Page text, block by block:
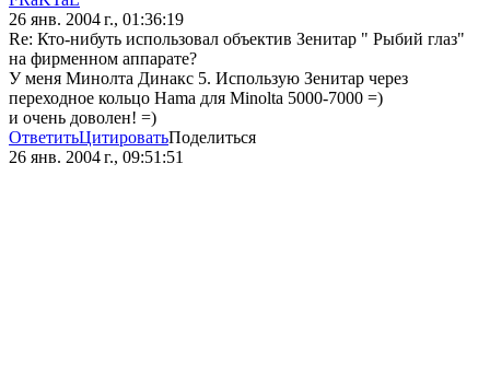
26 янв. 2004 г., 01:36:19
Re: Кто-нибуть использовал объектив Зенитар " Рыбий глаз"
на фирменном аппарате?
У меня Минолта Динакс 5. Использую Зенитар через
переходное кольцо Hama для Minolta 5000-7000 =)
и очень доволен! =)
ОтветитьЦитироватьПоделиться
26 янв. 2004 г., 09:51:51